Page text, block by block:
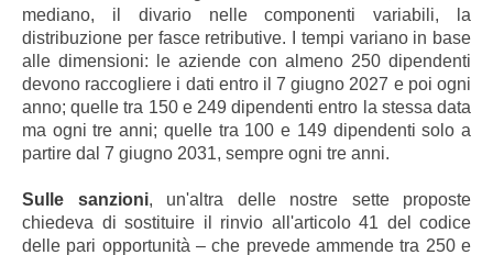
mediano, il divario nelle componenti variabili, la
distribuzione per fasce retributive. I tempi variano in base
alle dimensioni: le aziende con almeno 250 dipendenti
devono raccogliere i dati entro il 7 giugno 2027 e poi ogni
anno; quelle tra 150 e 249 dipendenti entro la stessa data
ma ogni tre anni; quelle tra 100 e 149 dipendenti solo a
partire dal 7 giugno 2031, sempre ogni tre anni.
Sulle sanzioni, un'altra delle nostre sette proposte
chiedeva di sostituire il rinvio all'articolo 41 del codice
delle pari opportunità – che prevede ammende tra 250 e